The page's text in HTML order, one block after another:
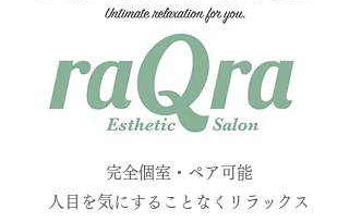
​​完全個室・ペア可能
人目を気にすることなくリラックス